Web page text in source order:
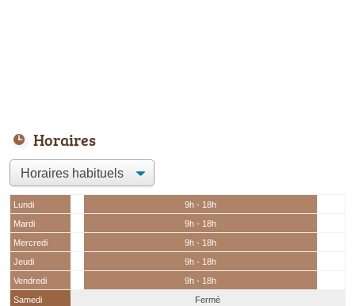
Horaires
Lundi
9h - 18h
Mardi
9h - 18h
Mercredi
9h - 18h
Jeudi
9h - 18h
Vendredi
9h - 18h
Samedi
Fermé